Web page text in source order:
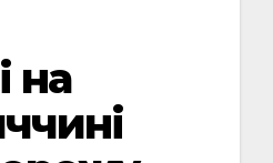
на